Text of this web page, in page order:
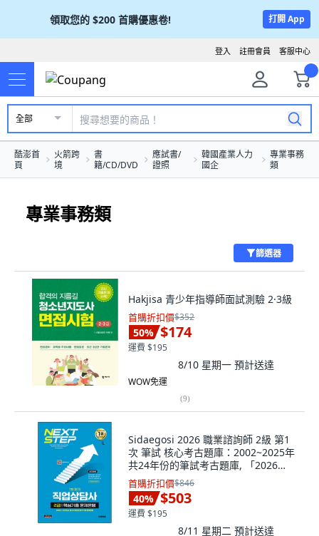
領取您的 $200 首購優惠卷! 打開 App
客服中心
註冊會員
登入
全部
酷澎首
頁
火箭跨
境
書
籍/CD/DVD
應試書/
證照
韓國產業人力
國企
專業事務
類
專業事務類
篩選器
Hakjisa 青少年指導師面試測驗 2·3級
首購折扣價$352
50% $174
運費 $195
8/10 星期一 預計送達
WOW免運
(9)
Sidaegosi 2026 職業諮詢師 2級 第1
次 筆試 核心考古題庫：2002~2025年
共24年份的筆試考古題庫, 「2026
Sidae Edu 職業顧問 2 級，第一次筆
試核心技能...」, 職業諮詢研究所(作者)
首購折扣價$846
40% $503
運費 $195
8/11 星期二 預計送達